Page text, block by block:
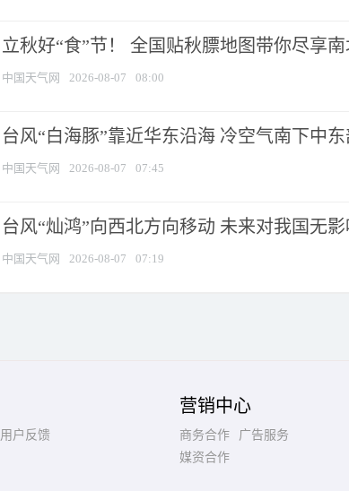
立秋好“食”节！ 全国贴秋膘地图带你尽享
中国天气网 2026-08-07 08:00
台风“白海豚”靠近华东沿海 冷空气南下中
中国天气网 2026-08-07 07:45
台风“灿鸿”向西北方向移动 未来对我国无影
中国天气网 2026-08-07 07:19
用户反馈
营销中心
商务合作
广告服务
媒资合作